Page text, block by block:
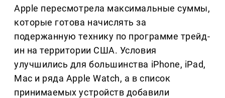
Apple пересмотрела максимальные суммы,
которые готова начислять за
подержанную технику по программе трейд-
ин на территории США. Условия
улучшились для большинства iPhone, iPad,
Mac и ряда Apple Watch, а в список
принимаемых устройств добавили